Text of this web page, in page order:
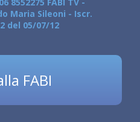
Maria Sileoni - Iscr.
del 05/07/12
FABI